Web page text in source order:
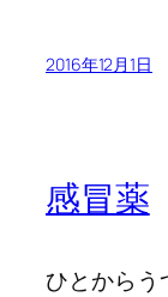
2016年12月1日
感冒薬
ひとからう